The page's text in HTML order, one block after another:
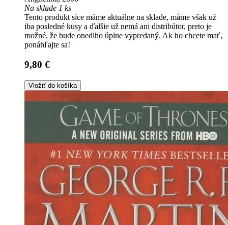
Na sklade 1 ks
Tento produkt síce máme aktuálne na sklade, máme však už
iba posledné kusy a ďalšie už nemá ani distribútor, preto je
možné, že bude onedlho úplne vypredaný. Ak ho chcete mať,
ponáhľajte sa!
9,80 €
Vložiť do košíka